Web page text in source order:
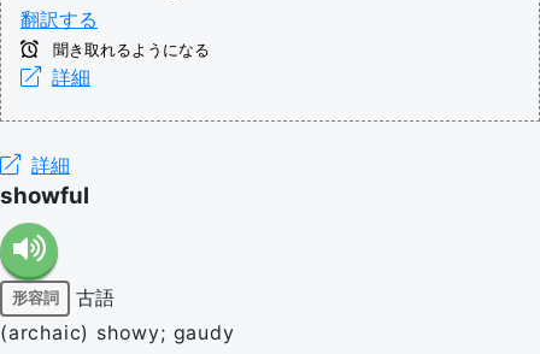
翻訳する
聞き取れるようになる
詳細
詳細
showful
形容詞
古語
(archaic) showy; gaudy